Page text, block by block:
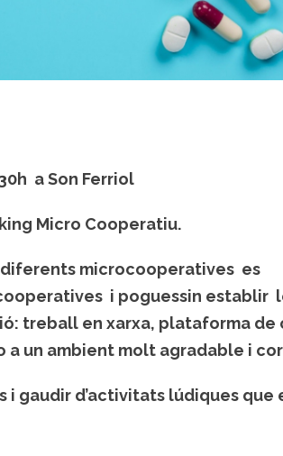
a Son Ferriol
Micro Cooperatiu.
diferents microcooperatives es
i poguessin establir
treball en xarxa, plataforma de
un ambient molt agradable i
gaudir d’activitats lúdiques que